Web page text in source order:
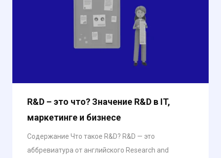
R&D – это что? Значение R&D в IT,
маркетинге и бизнесе
Содержание Что такое R&D? R&D — это
аббревиатура от английского Research and